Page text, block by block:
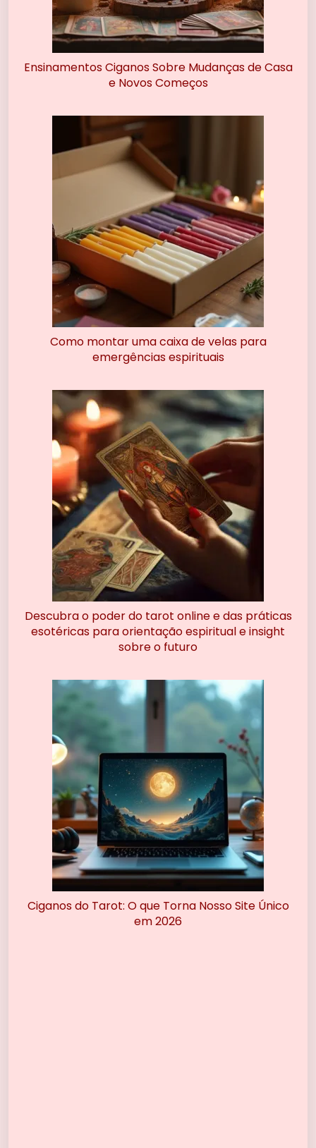
Ensinamentos Ciganos Sobre Mudanças de Casa
e Novos Começos
Como montar uma caixa de velas para
emergências espirituais
Descubra o poder do tarot online e das práticas
esotéricas para orientação espiritual e insight
sobre o futuro
Ciganos do Tarot: O que Torna Nosso Site Único
em 2026